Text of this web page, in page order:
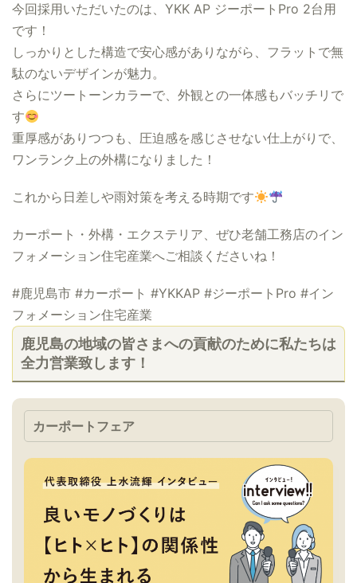
今回採用いただいたのは、YKK AP ジーポートPro 2台用
です！
しっかりとした構造で安心感がありながら、フラットで無
駄のないデザインが魅力。
さらにツートーンカラーで、外観との一体感もバッチリで
す
重厚感がありつつも、圧迫感を感じさせない仕上がりで、
ワンランク上の外構になりました！
これから日差しや雨対策を考える時期です
カーポート・外構・エクステリア、ぜひ老舗工務店のイン
フォメーション住宅産業へご相談くださいね！
#鹿児島市 #カーポート #YKKAP #ジーポートPro #イン
フォメーション住宅産業
鹿児島の地域の皆さまへの貢献のために私たちは
全力営業致します！
カーポートフェア